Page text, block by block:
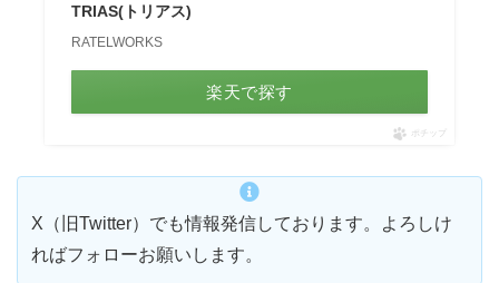
TRIAS(トリアス)
RATELWORKS
楽天で探す
ポチップ
X（旧Twitter）でも情報発信しております。よろしけ
ればフォローお願いします。